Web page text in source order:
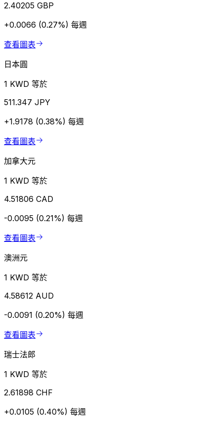
2.40205 GBP
+0.0066 (0.27%) 每週
查看圖表
日本圓
1 KWD 等於
511.347 JPY
+1.9178 (0.38%) 每週
查看圖表
加拿大元
1 KWD 等於
4.51806 CAD
-0.0095 (0.21%) 每週
查看圖表
澳洲元
1 KWD 等於
4.58612 AUD
-0.0091 (0.20%) 每週
查看圖表
瑞士法郎
1 KWD 等於
2.61898 CHF
+0.0105 (0.40%) 每週